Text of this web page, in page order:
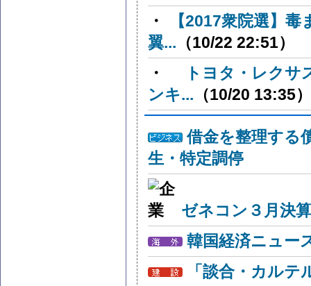
・
【2017衆院選】
翼... （10/22 22:51）
・
トヨタ・レクサ
ンキ... （10/20 13:35）
借金を整理する
生・特定調停
ゼネコン３月決
韓国経済ニュー
「談合・カル